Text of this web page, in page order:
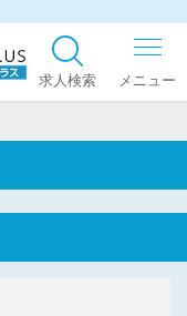
求人検索